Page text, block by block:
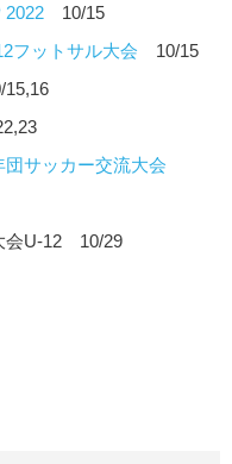
2022 10/15
フットサル大会 10/15
サッカー交流大会
会U-12 10/29